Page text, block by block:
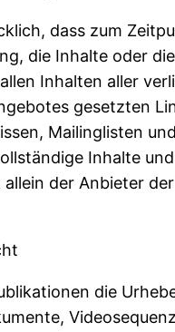
dass zum
die Inhalte oder
Inhalten aller
gesetzten
Mailinglisten
Inhalte
der Anbieter
die